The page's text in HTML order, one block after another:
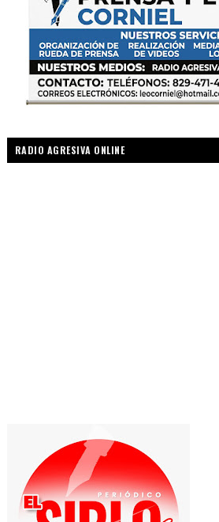
RADIO AGRESIVA ONLINE